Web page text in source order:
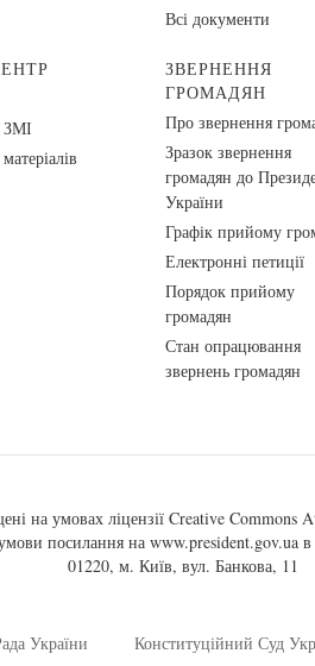
Всі документи
ЗМІ
ЗВЕРНЕННЯ
ГРОМАДЯН
Про звернення
Зразок звернення
громадян до
України
Графік прийому
Електронні петиції
Порядок прийому
громадян
Стан опрацювання
звернень громадян
на умовах ліцензії Creative Commons
умови посилання на www.president.gov.ua в
01220, м. Київ, вул. Банкова, 11
України Конституційний Суд